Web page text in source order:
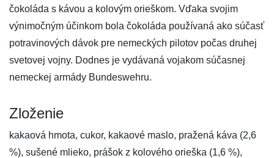
čokoláda s kávou a kolovým orieškom. Vďaka svojim
výnimočným účinkom bola čokoláda používaná ako súčasť
potravinových dávok pre nemeckých pilotov počas druhej
svetovej vojny. Dodnes je vydávaná vojakom súčasnej
nemeckej armády Bundeswehru.
Zloženie
kakaová hmota, cukor, kakaové maslo, pražená káva (2,6
%), sušené mlieko, prášok z kolového orieška (1,6 %),